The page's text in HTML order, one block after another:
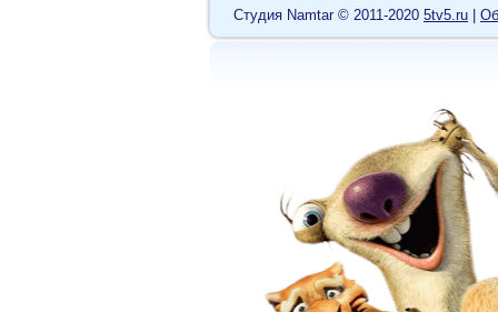
Cтудия Namtar © 2011-2020 5tv5.ru